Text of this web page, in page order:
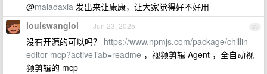
@maladaxia 发出来让康康，让大家觉得好不好用
23
louiswanglol Jun 23, 2025
没有开源的可以吗？ https://www.npmjs.com/package/chillin-
editor-mcp?activeTab=readme ，视频剪辑 Agent ，全自动视
频剪辑的 mcp